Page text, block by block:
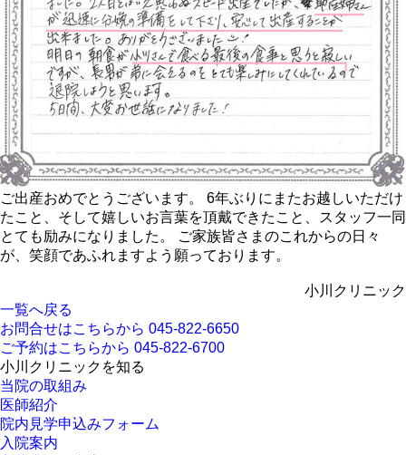
ご出産おめでとうございます。 6年ぶりにまたお越しいただけ
たこと、そして嬉しいお言葉を頂戴できたこと、スタッフ一同
とても励みになりました。 ご家族皆さまのこれからの日々
が、笑顔であふれますよう願っております。
小川クリニック
一覧へ戻る
お問合せはこちらから 045-822-6650
ご予約はこちらから 045-822-6700
小川クリニックを知る
当院の取組み
医師紹介
院内見学申込みフォーム
入院案内